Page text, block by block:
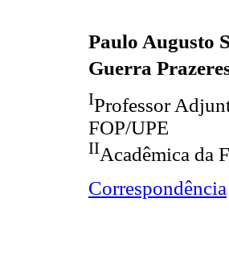
Paulo Augusto
Guerra
IProfessor
FOP/UPE
IIAcadêmica da
Correspondência